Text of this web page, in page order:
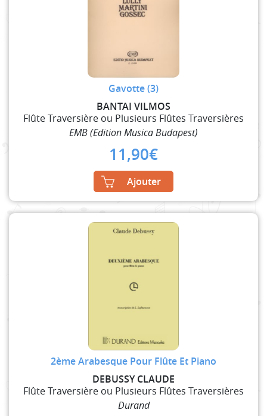
Gavotte (3)
BANTAI VILMOS
Flûte Traversière ou Plusieurs Flûtes Traversières
EMB (Edition Musica Budapest)
11,90€
Ajouter
2ème Arabesque Pour Flûte Et Piano
DEBUSSY CLAUDE
Flûte Traversière ou Plusieurs Flûtes Traversières
Durand